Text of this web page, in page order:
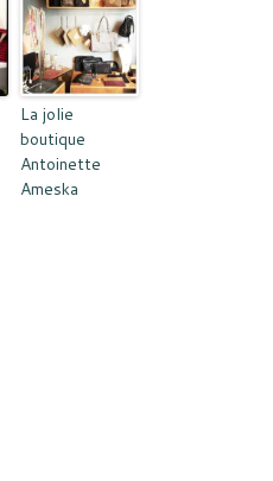
La jolie
boutique
Antoinette
Ameska